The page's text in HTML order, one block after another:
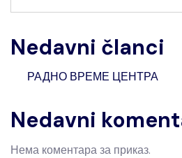
Nedavni članci
РАДНО ВРЕМЕ ЦЕНТРА
Nedavni
Нема коментара за приказ.